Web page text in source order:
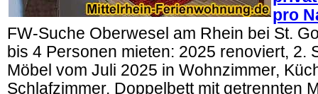
pro
FW-Suche Oberwesel am Rhein bei St.
bis 4 Personen mieten: 2025 renoviert, 2.
Möbel vom Juli 2025 in Wohnzimmer,
Schlafzimmer. Doppelbett mit getrennten